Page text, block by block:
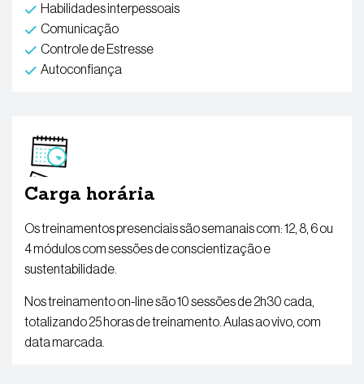
Habilidades interpessoais
Comunicação
Controle de Estresse
Autoconfiança
Carga horária
Os treinamentos presenciais são semanais com: 12, 8, 6 ou
4 módulos com sessões de conscientização e
sustentabilidade.
Nos treinamento on-line são 10 sessões de 2h30 cada,
totalizando 25 horas de treinamento. Aulas ao vivo, com
data marcada.